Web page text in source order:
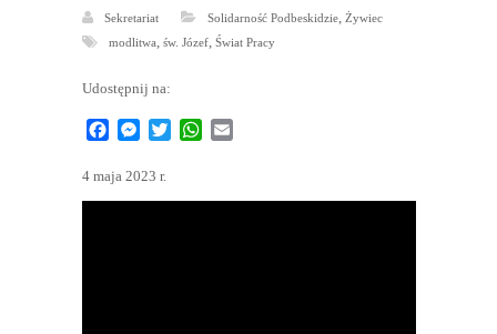
Sekretariat Solidarność Podbeskidzie, Żywiec
modlitwa, św. Józef, Świat Pracy
Udostępnij na:
FacebookMessenger
TwitterWhatsApp
4 maja 2023 r.